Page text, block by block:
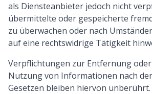
als Diensteanbieter jedoch nicht
übermittelte oder gespeicherte
zu überwachen oder nach
auf eine rechtswidrige Tätigkeit
Verpflichtungen zur Entfernung
Nutzung von Informationen nach
Gesetzen bleiben hiervon unberührt.